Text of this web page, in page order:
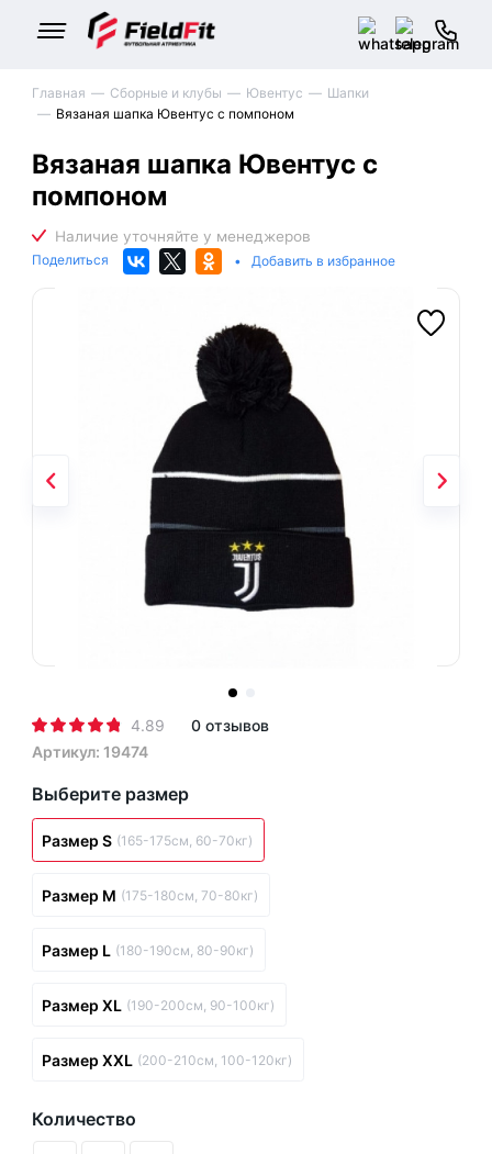
Главная Сборные и клубы Ювентус
Шапки
Вязаная шапка Ювентус с помпоном
Вязаная шапка Ювентус с
помпоном
Поделиться • Добавить в избранное
4.89
0 отзывов
Артикул: 19474
Выберите размер
Размер S (165-175см, 60-70кг)
Размер M (175-180см, 70-80кг)
Размер L (180-190см, 80-90кг)
Размер XL (190-200см, 90-100кг)
Размер XXL (200-210см, 100-120кг)
Количество